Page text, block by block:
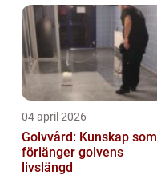
04 april 2026
Golvvård: Kunskap som
förlänger golvens
livslängd